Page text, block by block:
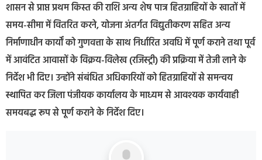
शासन से प्राप्त प्रथम किस्त की राशि अन्य शेष पात्र हितग्राहियों के खातों में
समय-सीमा में वितरित करने, योजना अंतर्गत विद्युतीकरण सहित अन्य
निर्माणाधीन कार्यों को गुणवत्ता के साथ निर्धारित अवधि में पूर्ण कराने तथा पूर्व
में आवंटित आवासों के विक्रय-विलेख (रजिस्ट्री) की प्रक्रिया में तेजी लाने के
निर्देश भी दिए। उन्होंने संबंधित अधिकारियों को हितग्राहियों से समन्वय
स्थापित कर जिला पंजीयक कार्यालय के माध्यम से आवश्यक कार्यवाही
समयबद्ध रूप से पूर्ण कराने के निर्देश दिए।